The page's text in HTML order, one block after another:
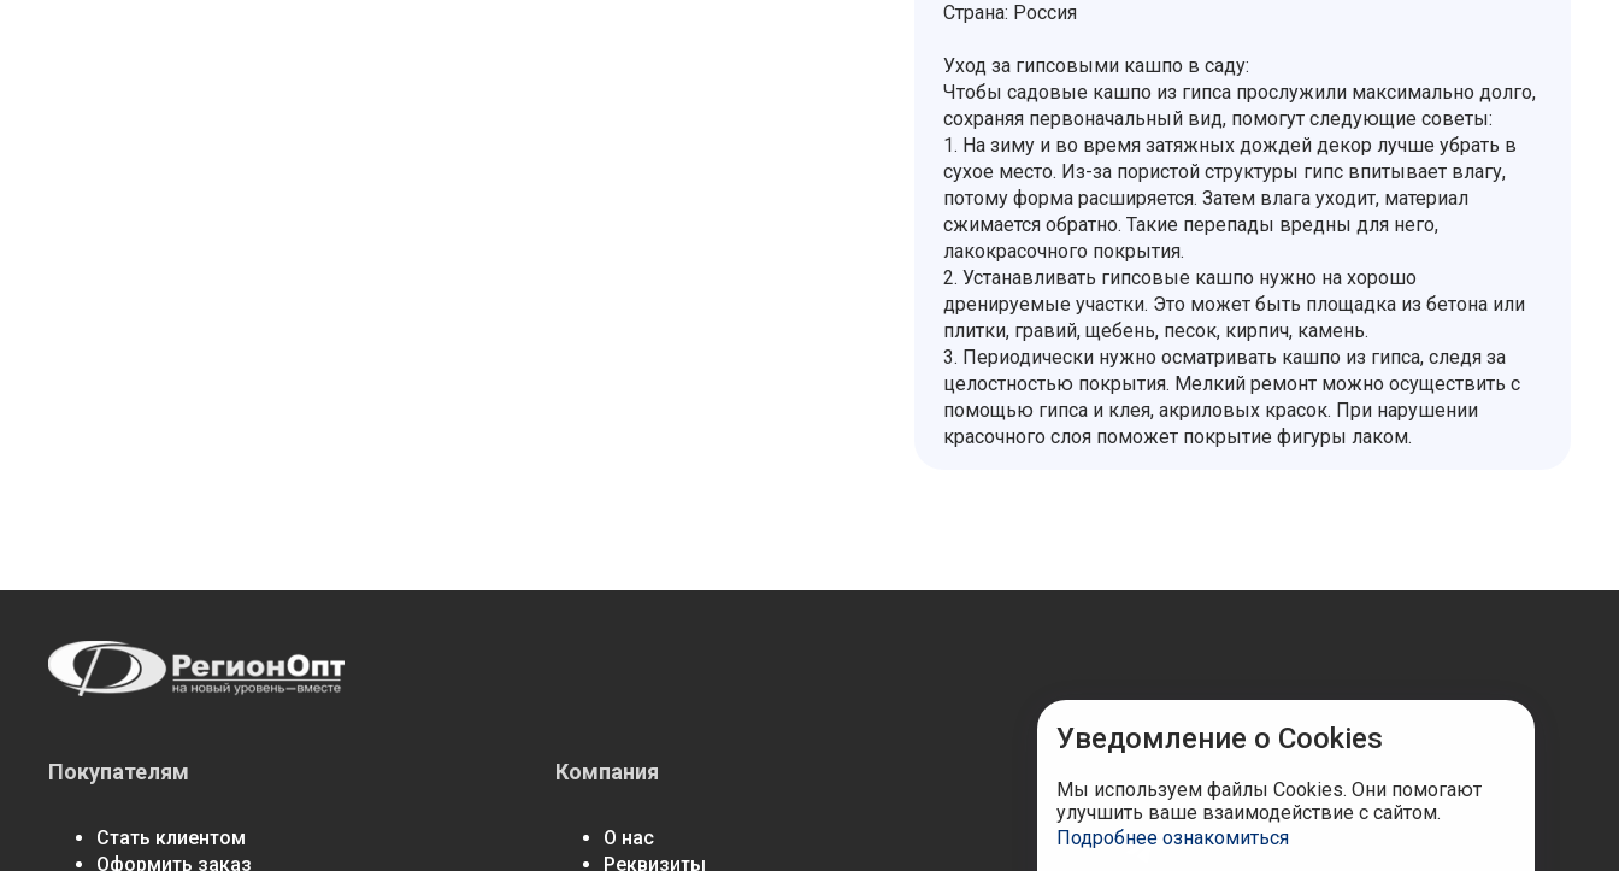
Страна: Россия
Уход за гипсовыми кашпо в саду:
Чтобы садовые кашпо из гипса прослужили максимально долго,
сохраняя первоначальный вид, помогут следующие советы:
1. На зиму и во время затяжных дождей декор лучше убрать в
сухое место. Из-за пористой структуры гипс впитывает влагу,
потому форма расширяется. Затем влага уходит, материал
сжимается обратно. Такие перепады вредны для него,
лакокрасочного покрытия.
2. Устанавливать гипсовые кашпо нужно на хорошо
дренируемые участки. Это может быть площадка из бетона или
плитки, гравий, щебень, песок, кирпич, камень.
3. Периодически нужно осматривать кашпо из гипса, следя за
целостностью покрытия. Мелкий ремонт можно осуществить с
помощью гипса и клея, акриловых красок. При нарушении
красочного слоя поможет покрытие фигуры лаком.
Покупателям
Стать клиентом
Оформить заказ
Компания
О нас
Реквизиты
Уведомление о Cookies
Мы используем файлы Cookies. Они помогают
улучшить ваше взаимодействие с сайтом.
Подробнее ознакомиться